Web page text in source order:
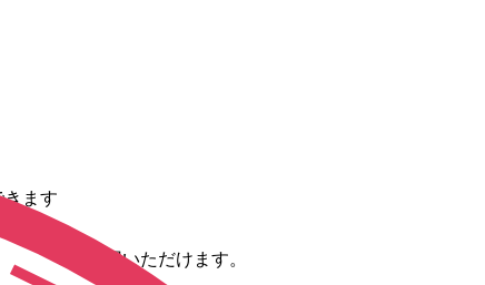
今すぐご利用いただけます。
きます